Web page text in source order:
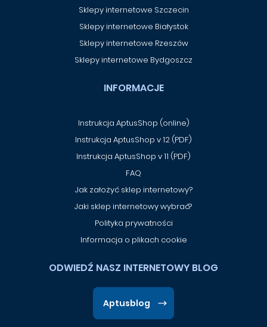
Sklepy internetowe Szczecin
Sklepy internetowe Białystok
Sklepy internetowe Rzeszów
Sklepy internetowe Bydgoszcz
INFORMACJE
Instrukcja AptusShop (online)
Instrukcja AptusShop v 12 (PDF)
Instrukcja AptusShop v 11 (PDF)
FAQ
Jak założyć sklep internetowy?
Jaki sklep internetowy wybrać?
Polityka prywatności
Informacja o plikach cookie
ODWIEDŹ NASZ INTERNETOWY BLOG
Aptusblog